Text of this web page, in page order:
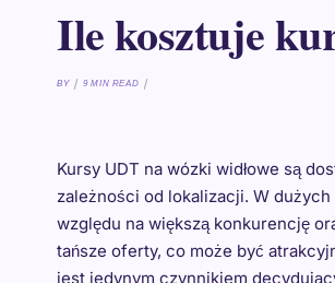
Ile kosztuje
BY 9 MIN READ
Kursy UDT na wózki widłowe są
zależności od lokalizacji. W
względu na większą konkurencję
tańsze oferty, co może być
jest jedynym czynnikiem